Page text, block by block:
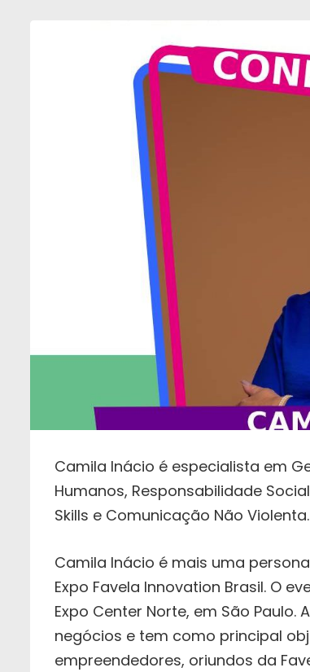
Camila Inácio é especialista em
Humanos, Responsabilidade
Skills e Comunicação Não Violenta.
Camila Inácio é mais uma
Expo Favela Innovation Brasil. O
Expo Center Norte, em São Paulo.
negócios e tem como principal
empreendedores, oriundos da